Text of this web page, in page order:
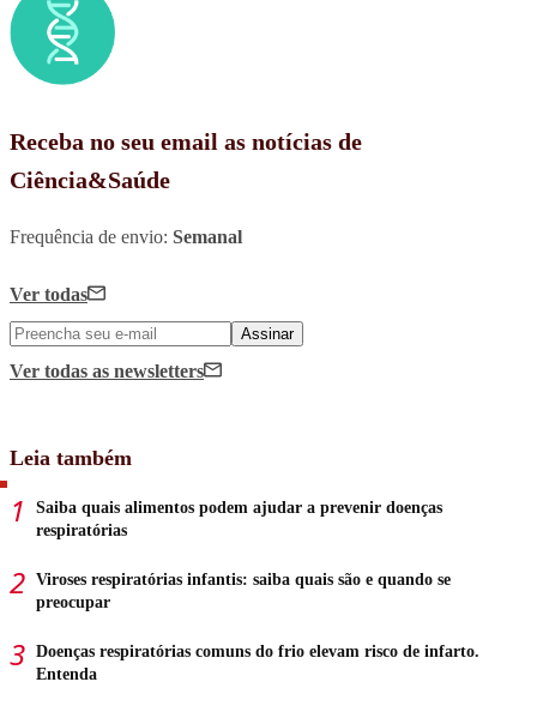
Receba no seu email as notícias de
Ciência&Saúde
Frequência de envio: Semanal
Ver todas
Assinar
Ver todas as newsletters
Leia também
Saiba quais alimentos podem ajudar a prevenir doenças
respiratórias
Viroses respiratórias infantis: saiba quais são e quando se
preocupar
Doenças respiratórias comuns do frio elevam risco de infarto.
Entenda